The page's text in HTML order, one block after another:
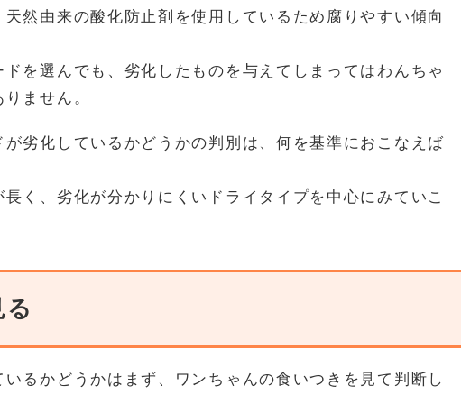
然由来の酸化防止剤を使用しているため腐りやすい傾向
を選んでも、劣化したものを与えてしまってはわんちゃ
ません。
劣化しているかどうかの判別は、何を基準におこなえば
く、劣化が分かりにくいドライタイプを中心にみていこ
いるかどうかはまず、ワンちゃんの食いつきを見て判断し